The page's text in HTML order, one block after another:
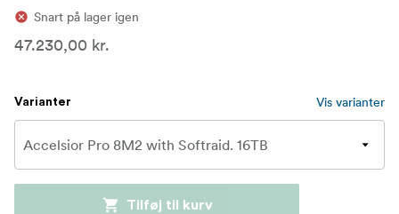
Snart på lager igen
47.230,00 kr.
Varianter Vis varianter
Tilføj til kurv